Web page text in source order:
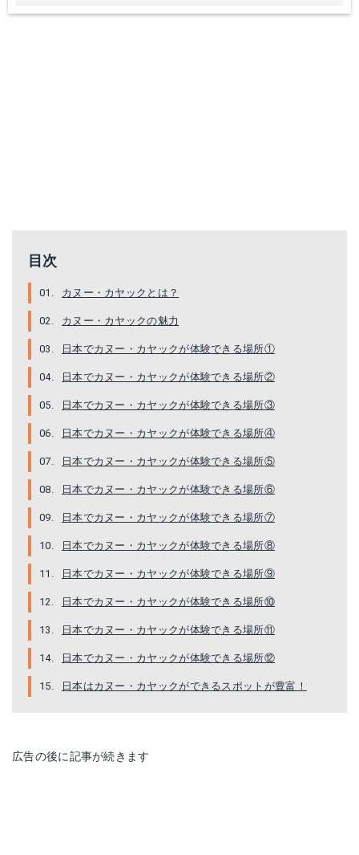
目次
カヌー・カヤックとは？
カヌー・カヤックの魅力
日本でカヌー・カヤックが体験できる場所①
日本でカヌー・カヤックが体験できる場所②
日本でカヌー・カヤックが体験できる場所③
日本でカヌー・カヤックが体験できる場所④
日本でカヌー・カヤックが体験できる場所⑤
日本でカヌー・カヤックが体験できる場所⑥
日本でカヌー・カヤックが体験できる場所⑦
日本でカヌー・カヤックが体験できる場所⑧
日本でカヌー・カヤックが体験できる場所⑨
日本でカヌー・カヤックが体験できる場所⑩
日本でカヌー・カヤックが体験できる場所⑪
日本でカヌー・カヤックが体験できる場所⑫
日本はカヌー・カヤックができるスポットが豊富！
広告の後に記事が続きます